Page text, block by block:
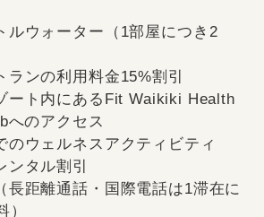
ルウォーター（1部屋につき2
ランの利用料金15%割引
ート内にあるFit Waikiki Health
へのアクセス
のウェルネスアクティビティ
ンタル割引
長距離通話・国際電話は1滞在に